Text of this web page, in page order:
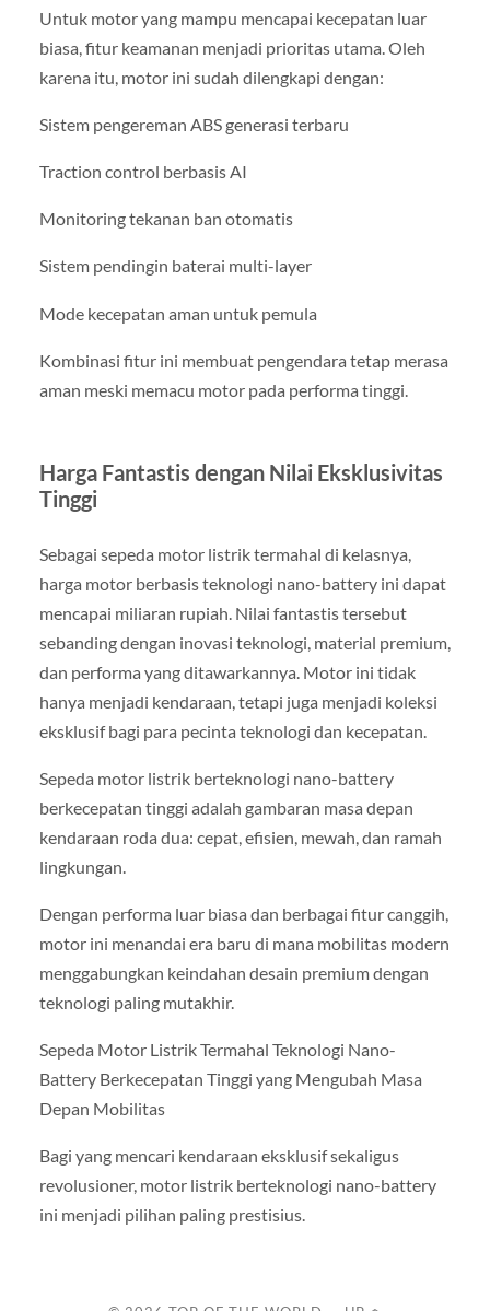
Untuk motor yang mampu mencapai kecepatan luar
biasa, fitur keamanan menjadi prioritas utama. Oleh
karena itu, motor ini sudah dilengkapi dengan:
Sistem pengereman ABS generasi terbaru
Traction control berbasis AI
Monitoring tekanan ban otomatis
Sistem pendingin baterai multi-layer
Mode kecepatan aman untuk pemula
Kombinasi fitur ini membuat pengendara tetap merasa
aman meski memacu motor pada performa tinggi.
Harga Fantastis dengan Nilai Eksklusivitas
Tinggi
Sebagai sepeda motor listrik termahal di kelasnya,
harga motor berbasis teknologi nano-battery ini dapat
mencapai miliaran rupiah. Nilai fantastis tersebut
sebanding dengan inovasi teknologi, material premium,
dan performa yang ditawarkannya. Motor ini tidak
hanya menjadi kendaraan, tetapi juga menjadi koleksi
eksklusif bagi para pecinta teknologi dan kecepatan.
Sepeda motor listrik berteknologi nano-battery
berkecepatan tinggi adalah gambaran masa depan
kendaraan roda dua: cepat, efisien, mewah, dan ramah
lingkungan.
Dengan performa luar biasa dan berbagai fitur canggih,
motor ini menandai era baru di mana mobilitas modern
menggabungkan keindahan desain premium dengan
teknologi paling mutakhir.
Sepeda Motor Listrik Termahal Teknologi Nano-
Battery Berkecepatan Tinggi yang Mengubah Masa
Depan Mobilitas
Bagi yang mencari kendaraan eksklusif sekaligus
revolusioner, motor listrik berteknologi nano-battery
ini menjadi pilihan paling prestisius.